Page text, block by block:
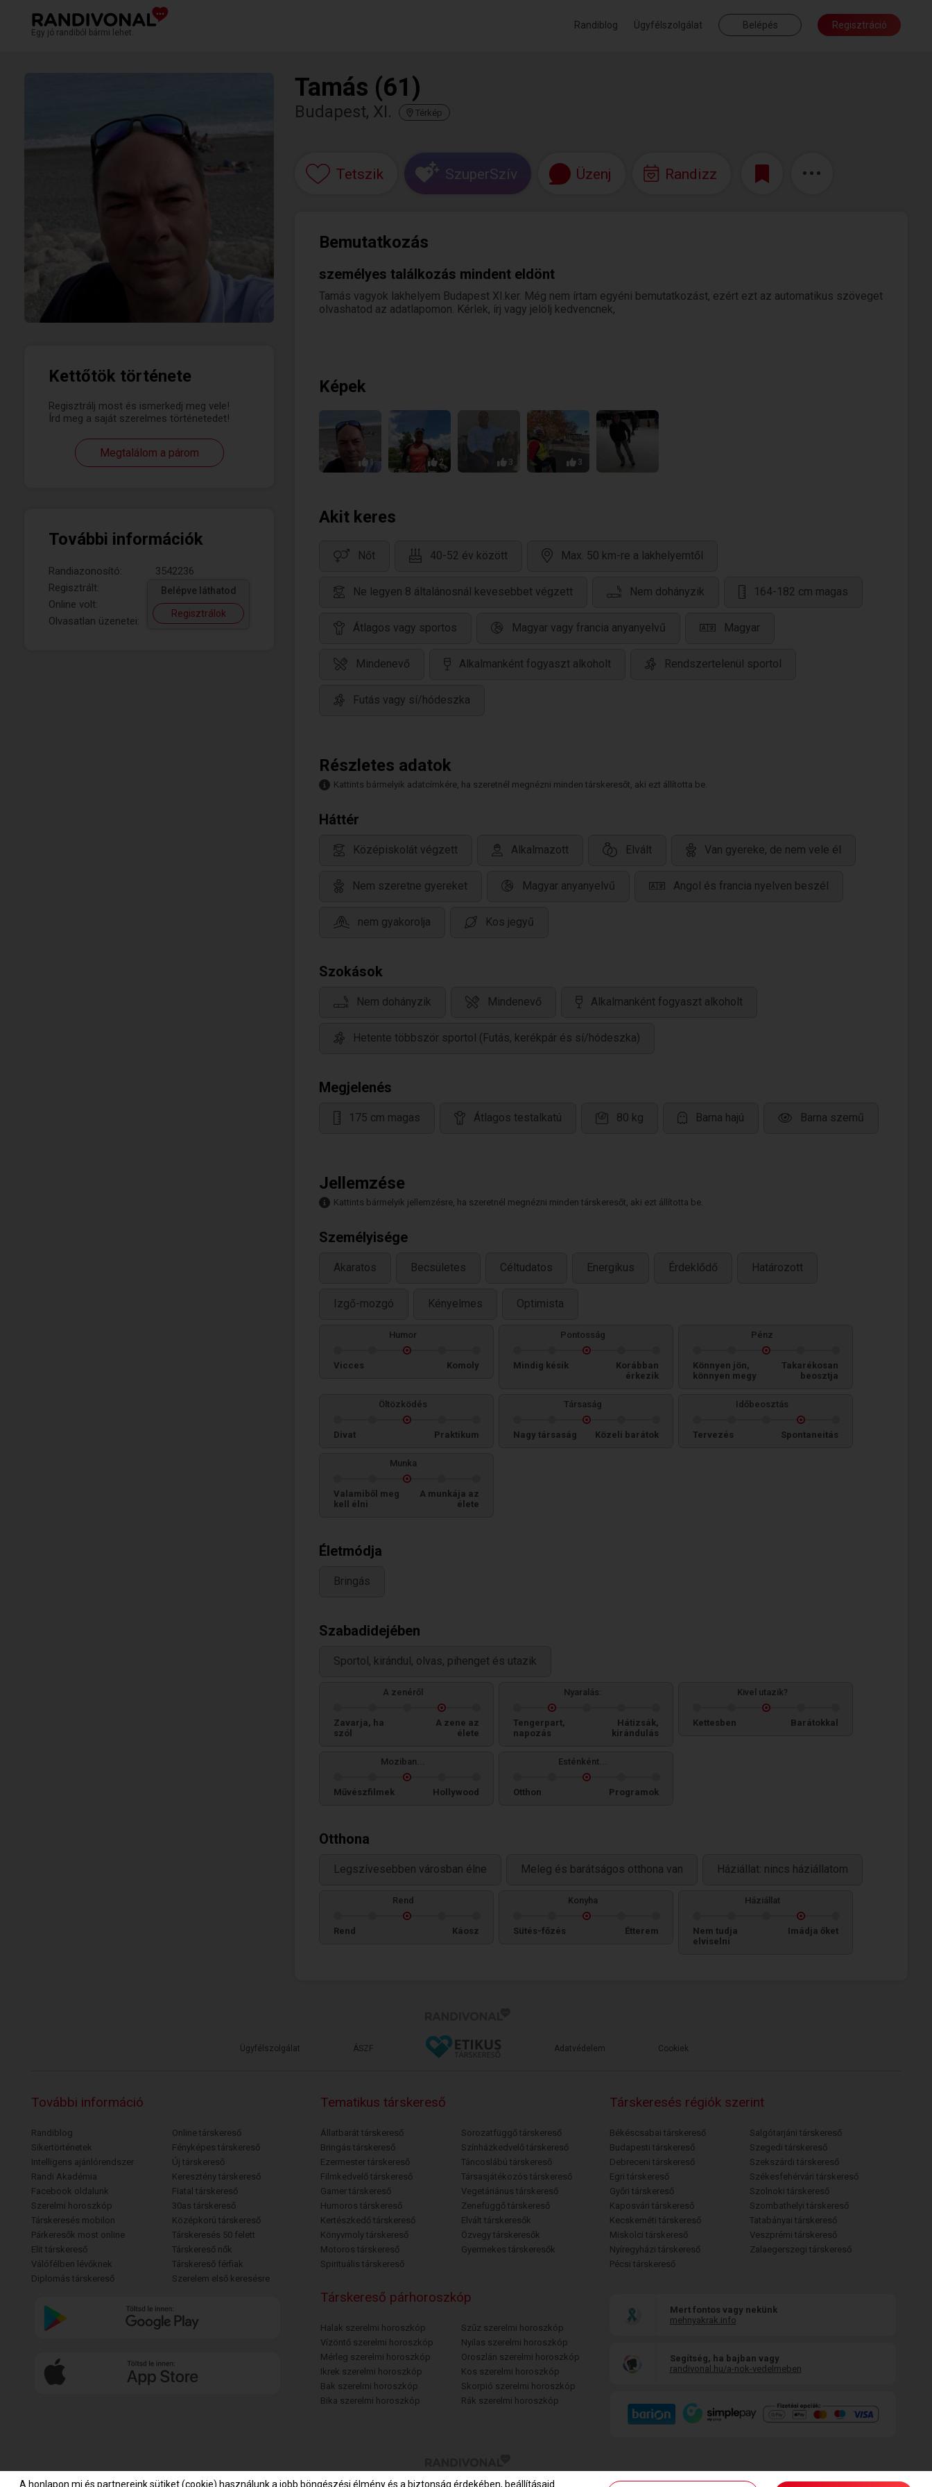
Egy jó randiból bármi lehet.
Randiblog Ügyfélszolgálat Belépés Regisztráció
Kettőtök története
Regisztrálj most és ismerkedj meg vele!
Írd meg a saját szerelmes történetedet!
Megtalálom a párom
További információk
Randiazonosító:
3542236
Regisztrált:
Online volt:
Olvasatlan üzenetei:
Belépve láthatod
Regisztrálok
Tamás (61)
Budapest, XI. Térkép
Tetszik SzuperSzív Üzenj Randizz
Bemutatkozás
személyes találkozás mindent eldönt
Tamás vagyok lakhelyem Budapest XI.ker. Még nem írtam egyéni bemutatkozást, ezért ezt az automatikus szöveget
olvashatod az adatlapomon. Kérlek, írj vagy jelölj kedvencnek,
Képek
1 2 3 3
Akit keres
Nőt 40-52 év között Max. 50 km-re a lakhelyemtől
Ne legyen 8 általánosnál kevesebbet végzett Nem dohányzik 164-182 cm magas
Átlagos vagy sportos Magyar vagy francia anyanyelvű Magyar
Mindenevő Alkalmanként fogyaszt alkoholt Rendszertelenül sportol
Futás vagy sí/hódeszka
Részletes adatok
Kattints bármelyik adatcímkére, ha szeretnél megnézni minden társkeresőt, aki ezt állította be.
Háttér
Középiskolát végzett Alkalmazott Elvált Van gyereke, de nem vele él
Nem szeretne gyereket Magyar anyanyelvű Angol és francia nyelven beszél
nem gyakorolja Kos jegyű
Szokások
Nem dohányzik Mindenevő Alkalmanként fogyaszt alkoholt
Hetente többször sportol (Futás, kerékpár és sí/hódeszka)
Megjelenés
175 cm magas Átlagos testalkatú 80 kg Barna hajú Barna szemű
Jellemzése
Kattints bármelyik jellemzésre, ha szeretnél megnézni minden társkeresőt, aki ezt állította be.
Személyisége
Akaratos Becsületes Céltudatos Energikus Érdeklődő Határozott
Izgő-mozgó Kényelmes Optimista
Humor
Vicces Komoly
Pontosság
Mindig késik
Korábban
érkezik
Pénz
Könnyen jön,
könnyen megy
Takarékosan
beosztja
Öltözködés
Divat Praktikum
Társaság
Nagy társaság Közeli barátok
Időbeosztás
Tervezés Spontaneitás
Munka
Valamiből meg
kell élni
A munkája az
élete
Életmódja
Bringás
Szabadidejében
Sportol, kirándul, olvas, pihenget és utazik
A zenéről
Zavarja, ha
szól
A zene az
élete
Nyaralás:
Tengerpart,
napozás
Hátizsák,
kirándulás
Kivel utazik?
Kettesben Barátokkal
Moziban...
Művészfilmek Hollywood
Esténként...
Otthon Programok
Otthona
Legszívesebben városban élne Meleg és barátságos otthona van Háziállat: nincs háziállatom
Rend
Rend Káosz
Konyha
Sütés-főzés Étterem
Háziállat
Nem tudja
elviselni
Imádja őket
Ügyfélszolgálat ÁSZF Adatvédelem Cookiek
További információ
Randiblog
Sikertörténetek
Intelligens ajánlórendszer
Randi Akadémia
Facebook oldalunk
Szerelmi horoszkóp
Társkeresés mobilon
Párkeresők most online
Elit társkereső
Válófélben lévőknek
Diplomás társkereső
Online társkereső
Fényképes társkereső
Új társkereső
Keresztény társkereső
Fiatal társkereső
30as társkereső
Középkorú társkereső
Társkeresés 50 felett
Társkereső nők
Társkereső férfiak
Szerelem első keresésre
Tematikus társkereső
Állatbarát társkereső
Bringás társkereső
Ezermester társkereső
Filmkedvelő társkereső
Gamer társkereső
Humoros társkereső
Kertészkedő társkereső
Könyvmoly társkereső
Motoros társkereső
Spirituális társkereső
Sorozatfüggő társkereső
Színházkedvelő társkereső
Táncoslábú társkereső
Társasjátékozós társkereső
Vegetáriánus társkereső
Zenefüggő társkereső
Elvált társkeresők
Özvegy társkeresők
Gyermekes társkeresők
Társkeresés régiók szerint
Békéscsabai társkereső
Budapesti társkereső
Debreceni társkereső
Egri társkereső
Győri társkereső
Kaposvári társkereső
Kecskeméti társkereső
Miskolci társkereső
Nyíregyházi társkereső
Pécsi társkereső
Salgótarjáni társkereső
Szegedi társkereső
Szekszárdi társkereső
Székesfehérvári társkereső
Szolnoki társkereső
Szombathelyi társkereső
Tatabányai társkereső
Veszprémi társkereső
Zalaegerszegi társkereső
Társkereső párhoroszkóp
Halak szerelmi horoszkóp
Vízöntő szerelmi horoszkóp
Mérleg szerelmi horoszkóp
Ikrek szerelmi horoszkóp
Bak szerelmi horoszkóp
Bika szerelmi horoszkóp
Szűz szerelmi horoszkóp
Nyilas szerelmi horoszkóp
Oroszlán szerelmi horoszkóp
Kos szerelmi horoszkóp
Skorpió szerelmi horoszkóp
Rák szerelmi horoszkóp
Mert fontos vagy nekünk
mehnyakrak.info
Segítség, ha bajban vagy
randivonal.hu/a-nok-vedelmeben
A honlapon mi és partnereink sütiket (cookie) használunk a jobb böngészési élmény és a biztonság érdekében, beállításaid